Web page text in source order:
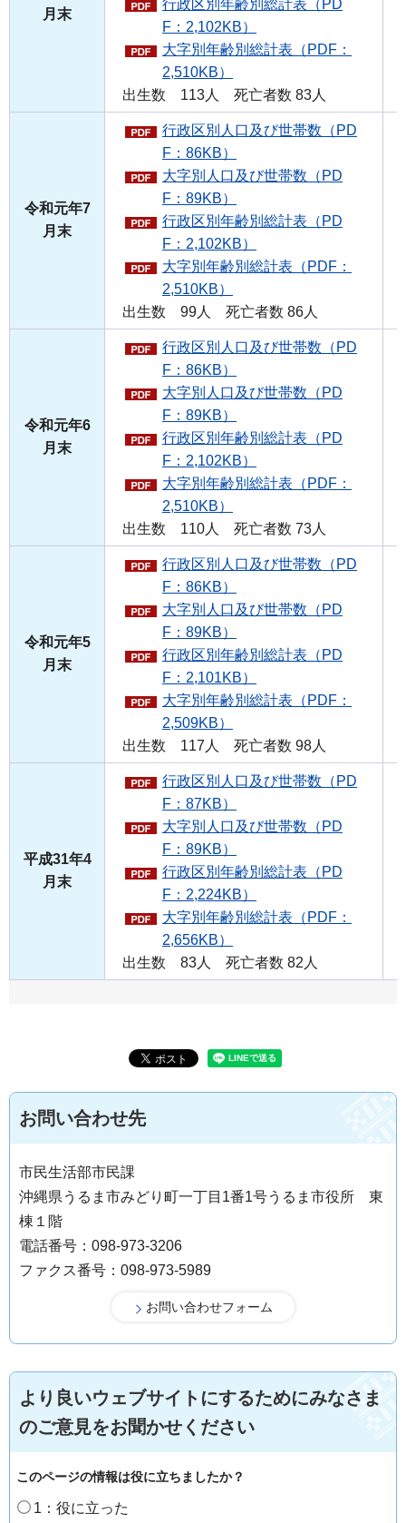
月末
行政区別年齢別総計表（PD
F：2,102KB）
大字別年齢別総計表（PDF：
2,510KB）
出生数 113人 死亡者数 83人
令和元年7
月末
行政区別人口及び世帯数（PD
F：86KB）
大字別人口及び世帯数（PD
F：89KB）
行政区別年齢別総計表（PD
F：2,102KB）
大字別年齢別総計表（PDF：
2,510KB）
出生数 99人 死亡者数 86人
令和元年6
月末
行政区別人口及び世帯数（PD
F：86KB）
大字別人口及び世帯数（PD
F：89KB）
行政区別年齢別総計表（PD
F：2,102KB）
大字別年齢別総計表（PDF：
2,510KB）
出生数 110人 死亡者数 73人
令和元年5
月末
行政区別人口及び世帯数（PD
F：86KB）
大字別人口及び世帯数（PD
F：89KB）
行政区別年齢別総計表（PD
F：2,101KB）
大字別年齢別総計表（PDF：
2,509KB）
出生数 117人 死亡者数 98人
平成31年4
月末
行政区別人口及び世帯数（PD
F：87KB）
大字別人口及び世帯数（PD
F：89KB）
行政区別年齢別総計表（PD
F：2,224KB）
大字別年齢別総計表（PDF：
2,656KB）
出生数 83人 死亡者数 82人
お問い合わせ先
市民生活部市民課
沖縄県うるま市みどり町一丁目1番1号うるま市役所 東
棟１階
電話番号：098-973-3206
ファクス番号：098-973-5989
より良いウェブサイトにするためにみなさま
のご意見をお聞かせください
このページの情報は役に立ちましたか？
1：役に立った